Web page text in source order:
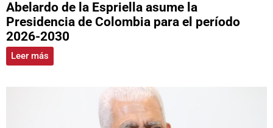
Abelardo de la Espriella asume la
Presidencia de Colombia para el período
2026-2030
Leer más